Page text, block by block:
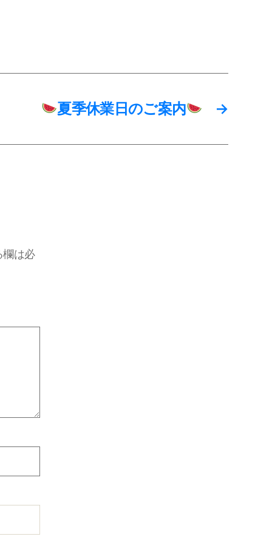
→
夏季休業日のご案内
は必